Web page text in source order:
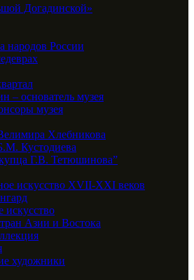
Догадинской»
народов России
– основатель музея
музея
Хлебникова
Кустодиева
Г.В. Тетюшинова”
искусство XVII-XXI веков
искусство
Азии и Востока
художники